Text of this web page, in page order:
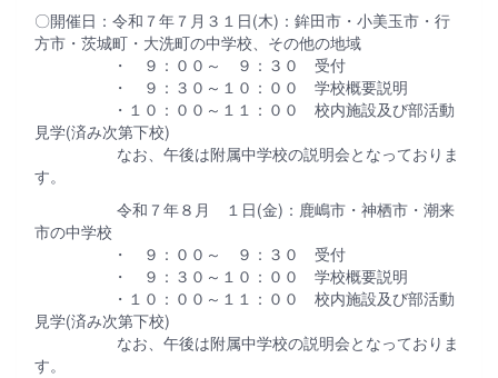
〇開催日：令和７年７月３１日(木)：鉾田市・小美玉市・行
方市・茨城町・大洗町の中学校、その他の地域
・ ９：００～ ９：３０ 受付
・ ９：３０～１０：００ 学校概要説明
・１０：００～１１：００ 校内施設及び部活動
見学(済み次第下校)
なお、午後は附属中学校の説明会となっておりま
す。
令和７年８月 １日(金)：鹿嶋市・神栖市・潮来
市の中学校
・ ９：００～ ９：３０ 受付
・ ９：３０～１０：００ 学校概要説明
・１０：００～１１：００ 校内施設及び部活動
見学(済み次第下校)
なお、午後は附属中学校の説明会となっておりま
す。